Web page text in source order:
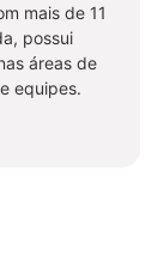
mais de 11
possui
áreas de
equipes.